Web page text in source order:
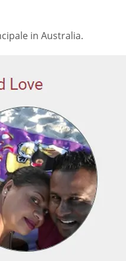
in Australia.